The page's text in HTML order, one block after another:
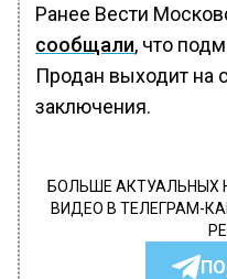
Ранее Вести
сообщали, что
Продан выходит на
заключения.
БОЛЬШЕ АКТУАЛЬНЫХ
ВИДЕО В ТЕЛЕГРАМ-